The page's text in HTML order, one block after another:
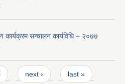
कार्यक्रम सन्चालन कार्यविधि – २०७७
next › last »